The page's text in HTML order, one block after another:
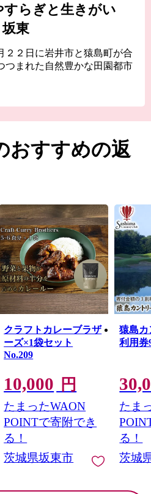
らぎと生きがい
東
２２日に岩井市と猿島町が合
つまれた自然豊かな田園都市
る平坦な台地で、田・畑地が
白鳥の飛来で有名な菅生沼な
ます。
菜の栽培が盛んです。
菜が栽培されていますが、 特
県の銘柄指定産地を受けるブ
気となっています。
期から 明治初期にかけて重要
れたさしま茶も香りが強くコ
おすすめの返
クラフトカレーブラザ
ーズ×1袋セット
No.209
10,000 円
たまったWAON
POINTで寄附でき
る！
茨城県坂東市
猿島カ
利用券
たま
る！
茨城